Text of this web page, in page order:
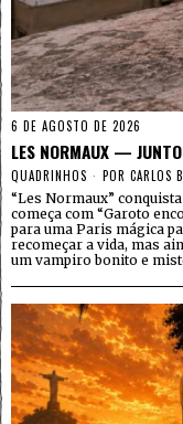
6 DE AGOSTO DE 2026
LES NORMAUX —
QUADRINHOS POR CARLOS
“Les Normaux”
começa com “Garoto
para uma Paris mágica
recomeçar a vida, mas
um vampiro bonito e